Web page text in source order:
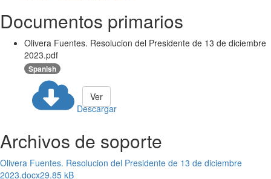
Documentos primarios
Olivera Fuentes. Resolucion del Presidente de 13 de diciembre
2023.pdf
Spanish
Descargar
Ver
Archivos de soporte
Olivera Fuentes. Resolucion del Presidente de 13 de diciembre
2023.docx29.85 kB